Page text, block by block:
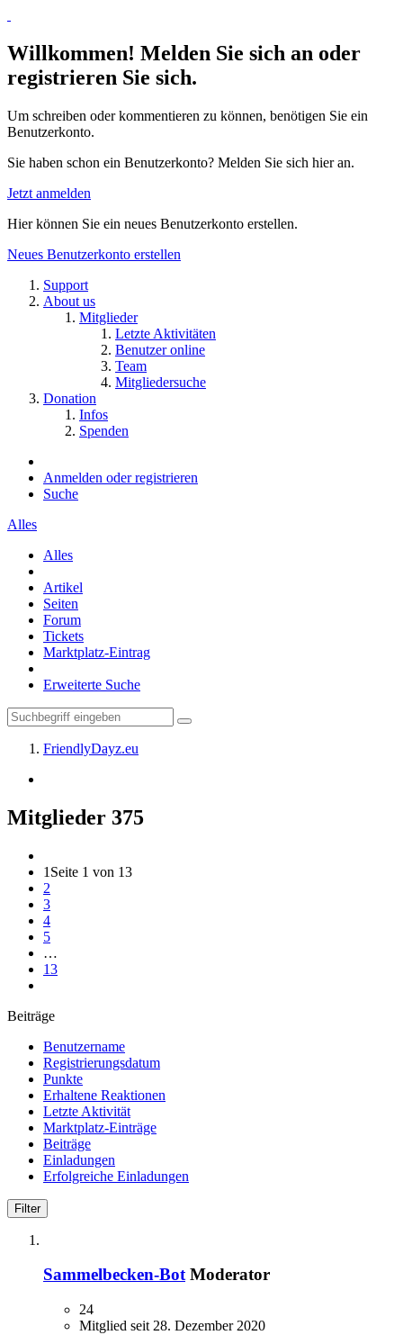
Willkommen! Melden Sie sich an oder
registrieren Sie sich.
Um schreiben oder kommentieren zu können, benötigen Sie ein
Benutzerkonto.
Sie haben schon ein Benutzerkonto? Melden Sie sich hier an.
Jetzt anmelden
Hier können Sie ein neues Benutzerkonto erstellen.
Neues Benutzerkonto erstellen
Support
About us
Mitglieder
Letzte Aktivitäten
Benutzer online
Team
Mitgliedersuche
Donation
Infos
Spenden
Anmelden oder registrieren
Suche
Alles
Alles
Artikel
Seiten
Forum
Tickets
Marktplatz-Eintrag
Erweiterte Suche
FriendlyDayz.eu
Mitglieder 375
1 Seite 1 von 13
2
3
4
5
…
13
Beiträge
Benutzername
Registrierungsdatum
Punkte
Erhaltene Reaktionen
Letzte Aktivität
Marktplatz-Einträge
Beiträge
Einladungen
Erfolgreiche Einladungen
Filter
Sammelbecken-Bot Moderator
24
Mitglied seit 28. Dezember 2020